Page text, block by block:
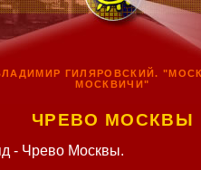
ГИЛЯРОВСКИЙ.
МОСКВИЧИ"
ЧРЕВО МОСКВЫ
- Чрево Москвы.